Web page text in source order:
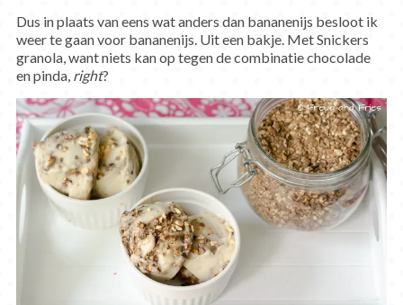
Dus in plaats van eens wat anders dan bananenijs besloot ik
weer te gaan voor bananenijs. Uit een bakje. Met Snickers
granola, want niets kan op tegen de combinatie chocolade
en pinda, right?